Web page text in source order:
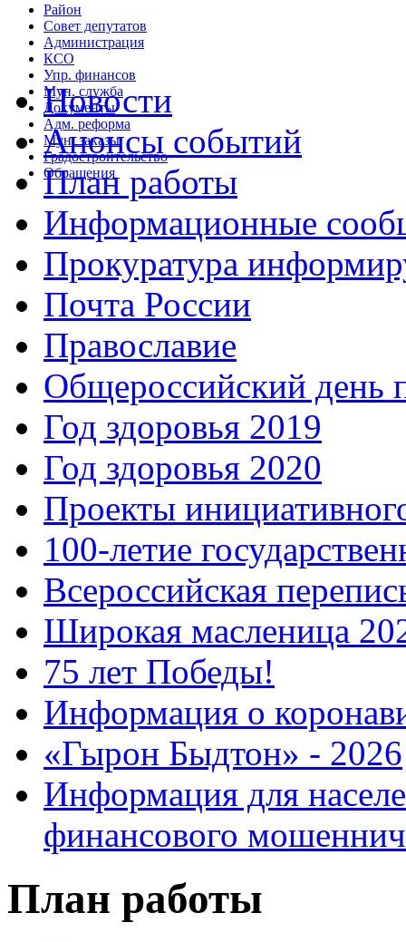
Район
Совет депутатов
Администрация
КСО
Упр. финансов
Мун. служба
Документы
Адм. реформа
Мун. заказы
Градостроительство
Обращения
Новости
Анонсы событий
План работы
Информационные
Прокуратура
Почта России
Православие
Общероссийский день
Год здоровья 2019
Год здоровья 2020
Проекты
100-летие
Всероссийская
Широкая масленица
75 лет Победы!
Информация о
«Гырон Быдтон» - 2026
Информация для
финансового
План работы